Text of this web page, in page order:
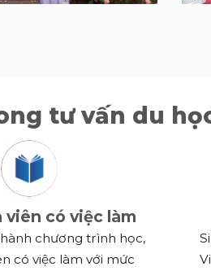
tư vấn du
viên có việc làm
chương trình học,
có việc làm với mức